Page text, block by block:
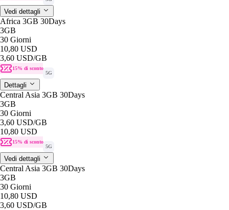
Vedi dettagli
Africa 3GB 30Days
3GB
30 Giorni
10,80 USD
3,60 USD/GB
15% di sconto
5G
Dettagli
Central Asia 3GB 30Days
3GB
30 Giorni
3,60 USD/GB
10,80 USD
15% di sconto
5G
Vedi dettagli
Central Asia 3GB 30Days
3GB
30 Giorni
10,80 USD
3,60 USD/GB